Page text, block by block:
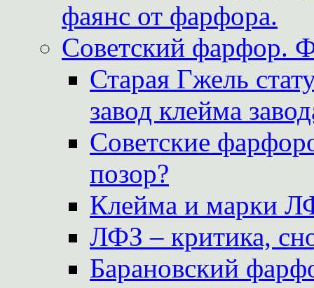
фаянс от фарфора.
Советский фарфор.
Старая Гжель
завод клейма
Советские
позор?
Клейма и марки
ЛФЗ – критика,
Барановский